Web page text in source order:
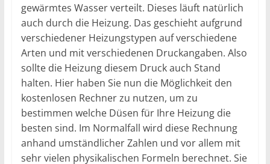
gewärmtes Wasser verteilt. Dieses läuft natürlich
auch durch die Heizung. Das geschieht aufgrund
verschiedener Heizungstypen auf verschiedene
Arten und mit verschiedenen Druckangaben. Also
sollte die Heizung diesem Druck auch Stand
halten. Hier haben Sie nun die Möglichkeit den
kostenlosen Rechner zu nutzen, um zu
bestimmen welche Düsen für Ihre Heizung die
besten sind. Im Normalfall wird diese Rechnung
anhand umständlicher Zahlen und vor allem mit
sehr vielen physikalischen Formeln berechnet. Sie